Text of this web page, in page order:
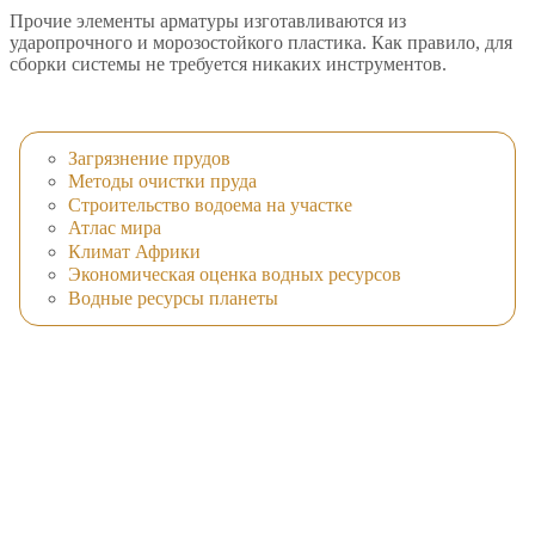
Прочие элементы арматуры изготавливаются из
ударопрочного и морозостойкого пластика. Как правило, для
сборки системы не требуется никаких инструментов.
Загрязнение прудов
Методы очистки пруда
Строительство водоема на участке
Атлас мира
Климат Африки
Экономическая оценка водных ресурсов
Водные ресурсы планеты